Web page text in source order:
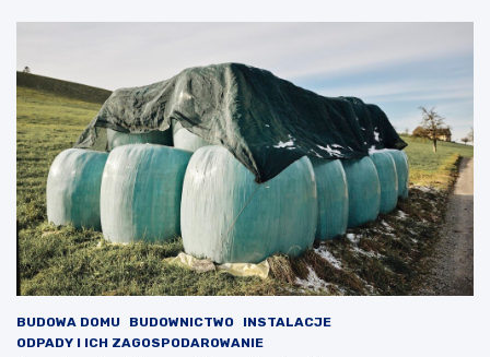
BUDOWA DOMU BUDOWNICTWO
INSTALACJE
ODPADY I ICH ZAGOSPODAROWANIE